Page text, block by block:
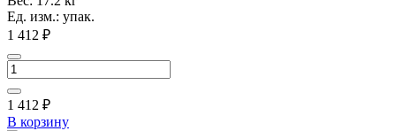
Ед. изм.: упак.
1 412 ₽
1 412 ₽
В корзину